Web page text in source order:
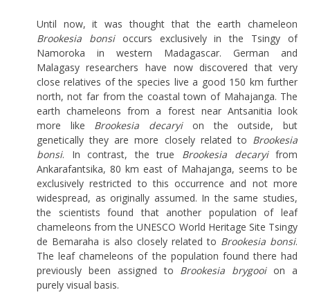
Until now, it was thought that the earth chameleon
Brookesia bonsioccurs exclusively in the Tsingy of
Namoroka in western Madagascar. German and
Malagasy researchers have now discovered that very
close relatives of the species live a good 150 km further
north, not far from the coastal town of Mahajanga. The
earth chameleons from a forest near Antsanitia look
more like Brookesia decaryion the outside, but
genetically they are more closely related to Brookesia
bonsi. In contrast, the true Brookesia decaryifrom
Ankarafantsika, 80 km east of Mahajanga, seems to be
exclusively restricted to this occurrence and not more
widespread, as originally assumed. In the same studies,
the scientists found that another population of leaf
chameleons from the UNESCO World Heritage Site Tsingy
de Bemaraha is also closely related to Brookesia bonsi.
The leaf chameleons of the population found there had
previously been assigned to Brookesia brygooion a
purely visual basis.